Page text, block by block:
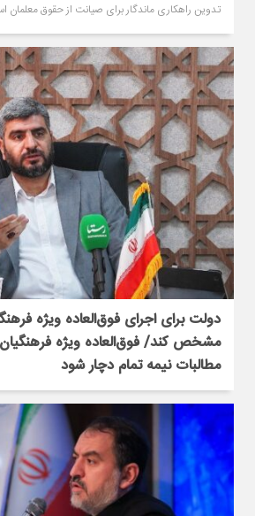
تدوین راهکاری ماندگار برای صیانت از حقوق معلمان
دولت برای اجرای فوق‌العاده ویژه
مشخص کند/ فوق‌العاده ویژه
مطالبات نیمه‌ تمام دچار شود